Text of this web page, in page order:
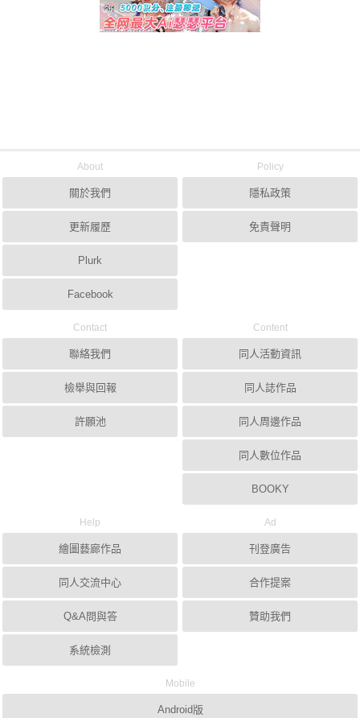
About
關於我們
更新履歷
Plurk
Facebook
Policy
隱私政策
免責聲明
Contact
聯絡我們
檢舉與回報
許願池
Content
同人活動資訊
同人誌作品
同人周邊作品
同人數位作品
BOOKY
Help
繪圖藝廊作品
同人交流中心
Q&A問與答
系統檢測
Ad
刊登廣告
合作提案
贊助我們
Mobile
Android版